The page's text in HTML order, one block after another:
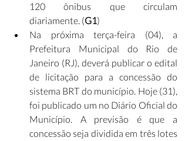
120 ônibus que circulam
diariamente. (G1)
Na próxima terça-feira (04), a
Prefeitura Municipal do Rio de
Janeiro (RJ), deverá publicar o edital
de licitação para a concessão do
sistema BRT do município. Hoje (31),
foi publicado um no Diário Oficial do
Município. A previsão é que a
concessão seja dividida em três lotes